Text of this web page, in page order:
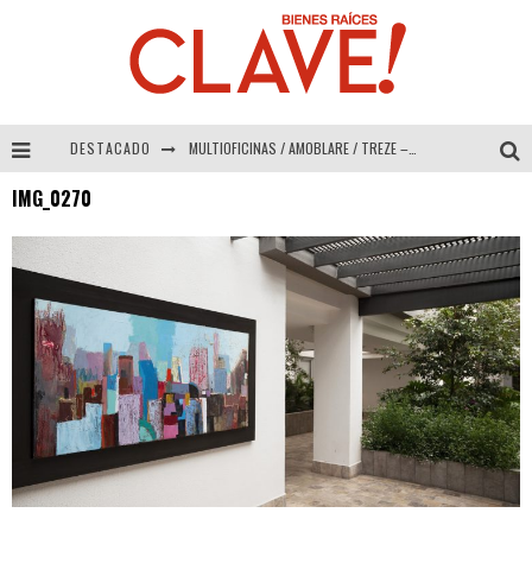
DESTACADO MULTIOFICINAS / AMOBLARE / TREZE – Especial Interiorismo & Decoración 2026
COLINEAL – Especial Interiorismo & Decoración 2026
ADRIANA HOYOS DESIGN STUDIO – Especial Interiorismo & Decoración 2026
IMG_0270